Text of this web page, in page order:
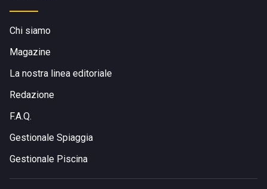
Chi siamo
Magazine
La nostra linea editoriale
Redazione
F.A.Q.
Gestionale Spiaggia
Gestionale Piscina